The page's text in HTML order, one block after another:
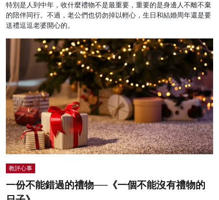
特別是人到中年，收什麼禮物不是最重要，重要的是身邊人不離不棄
的陪伴同行。不過，老公們也切勿掉以輕心，生日和結婚周年還是要
送禮逗逗老婆開心的。
教評心事
一份不能錯過的禮物──《一個不能沒有禮物的